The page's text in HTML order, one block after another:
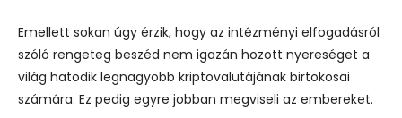
Emellett sokan úgy érzik, hogy az intézményi elfogadásról
szóló rengeteg beszéd nem igazán hozott nyereséget a
világ hatodik legnagyobb kriptovalutájának birtokosai
számára. Ez pedig egyre jobban megviseli az embereket.